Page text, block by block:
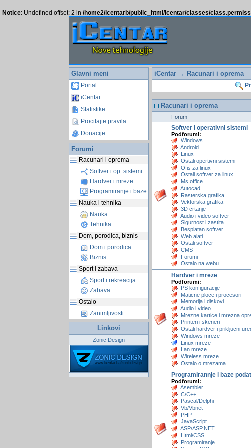
Notice: Undefined offset: 2 in /home2/icentarb/public_html/icentar/classes/
Glavni meni
Portal
iCentar
Statistike
Procitajte pravila
Donacije
Forumi
Racunari i oprema
Softver i op. sistemi
Hardver i mreze
Programiranje i baze
Nauka i tehnika
Nauka
Tehnika
Dom, porodica, biznis
Dom i porodica
Biznis
Sport i zabava
Sport i rekreacija
Zabava
Ostalo
Zanimljivosti
Linkovi
Zonic Design
iCentar→ Racunari i oprema
Racunari i oprema
Forum
Softver i operativni sistemi
Podforumi:
Windows
Android
Linux
Ostali opertivni sistemi
Ofis za linux
Ostali softver za linux
Ms office
Autocad
Rasterska grafika
Vektorska grafika
3D crtanje
Audio i video softver
Sigurnost i zastita
Besplatan softver
Web alati
Ostali softver
CMS
Forumi
Ostalo na webu
Hardver i mreze
Podforumi:
PS konfiguracije
Maticne ploce i procesori
Memorija i diskovi
Audio i video
Mrezne kartice i mrezna
Printeri i skeneri
Ostali hardver i prikljucni
Windows mreze
Linux mreze
Lan mreze
Wireless mreze
Ostalo o mrezama
Programirannje i baze
Podforumi:
Asembler
C/C++
Pascal/Delphi
Vb/Vbnet
PHP
JavaScript
ASP/ASP.NET
Html/CSS
Programiranje